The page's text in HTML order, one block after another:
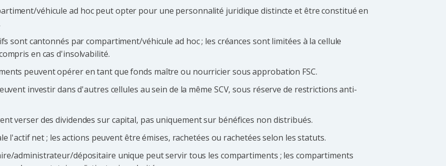
véhicule ad hoc peut opter pour une personnalité juridique distincte et être constitué en
sont cantonnés par compartiment/véhicule ad hoc ; les créances sont limitées à la cellule
en cas d'insolvabilité.
peuvent opérer en tant que fonds maître ou nourricier sous approbation FSC.
investir dans d'autres cellules au sein de la même SCV, sous réserve de restrictions anti-
verser des dividendes sur capital, pas uniquement sur bénéfices non distribués.
l'actif net ; les actions peuvent être émises, rachetées ou rachetées selon les statuts.
administrateur/dépositaire unique peut servir tous les compartiments ; les compartiments